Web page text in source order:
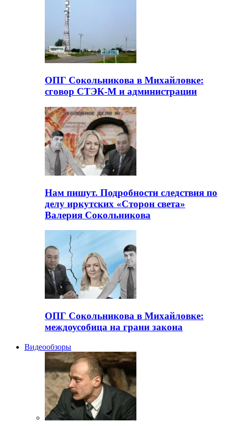
ОПГ Сокольникова в Михайловке:
сговор СТЭК-М и администрации
Нам пишут. Подробности следствия по
делу иркутских «Сторон света»
Валерия Сокольникова
ОПГ Сокольникова в Михайловке:
междоусобица на грани закона
Видеообзоры